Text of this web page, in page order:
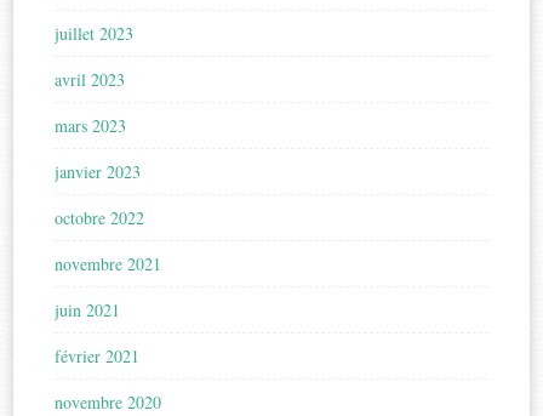
juillet 2023
avril 2023
mars 2023
janvier 2023
octobre 2022
novembre 2021
juin 2021
février 2021
novembre 2020